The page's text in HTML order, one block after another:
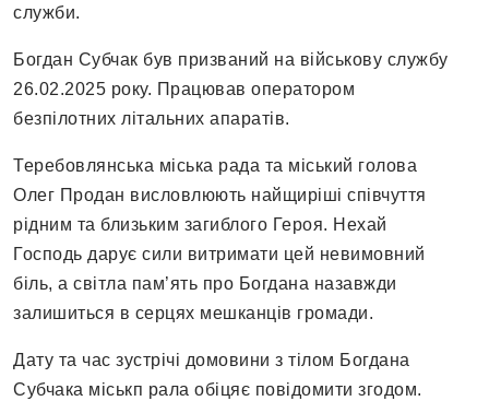
служби.
Богдан Субчак був призваний на військову службу
26.02.2025 року. Працював оператором
безпілотних літальних апаратів.
Теребовлянська міська рада та міський голова
Олег Продан висловлюють найщиріші співчуття
рідним та близьким загиблого Героя. Нехай
Господь дарує сили витримати цей невимовний
біль, а світла пам’ять про Богдана назавжди
залишиться в серцях мешканців громади.
Дату та час зустрічі домовини з тілом Богдана
Субчака міськп рала обіцяє повідомити згодом.